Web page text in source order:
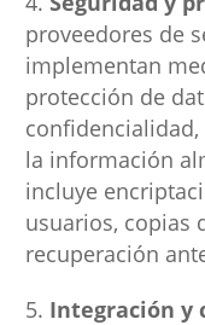
proveedores de
implementan
protección de
la información
incluye
usuarios, copias
recuperación
Integración y